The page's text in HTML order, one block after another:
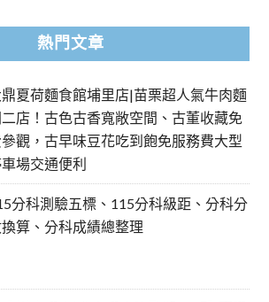
熱門文章
夏荷麵食館埔里店|苗栗超人氣牛肉麵
二店！古色古香寬敞空間、古董收藏免
觀，古早味豆花吃到飽免服務費大型
場交通便利
分科測驗五標、115分科級距、分科分
算、分科成績總整理